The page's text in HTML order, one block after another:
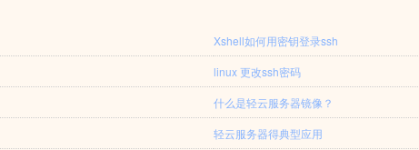
Xshell如何用密钥登录ssh
linux 更改ssh密码
什么是轻云服务器镜像？
轻云服务器得典型应用